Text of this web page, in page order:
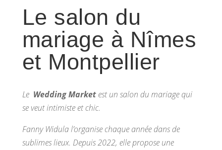
Le salon du
mariage à Nîmes
et Montpellier
Le Wedding Marketest un salon du mariage qui
se veut intimiste et chic.
Fanny Widula l’organise chaque année dans de
sublimes lieux. Depuis 2022, elle propose une